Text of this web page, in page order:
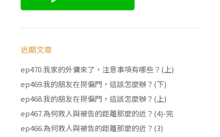
近期文章
ep470.我家的外傭來了，注意事項有哪些？(上)
ep469.我的朋友在撈偏門，這該怎麼辦？(下)
ep468.我的朋友在撈偏門，這該怎麼辦？(上)
ep467.為何救人與被告的距離那麼的近？(4)-完
ep466.為何救人與被告的距離那麼的近？(3)